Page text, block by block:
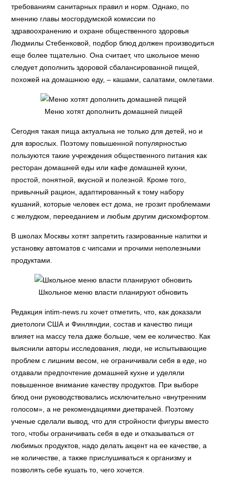
требованиям санитарных правил и норм. Однако, по
мнению главы мосгордумской комиссии по
здравоохранению и охране общественного здоровья
Людмилы Стебенковой, подбор блюд должен производиться
еще более тщательно. Она считает, что школьное меню
следует дополнить здоровой сбалансированной пищей,
похожей на домашнюю еду, – кашами, салатами, омлетами.
Меню хотят дополнить домашней пищей
Сегодня такая пища актуальна не только для детей, но и
для взрослых. Поэтому повышенной популярностью
пользуются такие учреждения общественного питания как
ресторан домашней еды или кафе домашней кухни,
простой, понятной, вкусной и полезной. Кроме того,
привычный рацион, адаптированный к тому набору
кушаний, которые человек ест дома, не грозит проблемами
с желудком, перееданием и любым другим дискомфортом.
В школах Москвы хотят запретить газированные напитки и
установку автоматов с чипсами и прочими неполезными
продуктами.
Школьное меню власти планируют обновить
Редакция intim-news.ru хочет отметить, что, как доказали
диетологи США и Финляндии, состав и качество пищи
влияет на массу тела даже больше, чем ее количество. Как
выяснили авторы исследования, люди, не испытывающие
проблем с лишним весом, не ограничивали себя в еде, но
отдавали предпочтение домашней кухне и уделяли
повышенное внимание качеству продуктов. При выборе
блюд они руководствовались исключительно «внутренним
голосом», а не рекомендациями диетврачей. Поэтому
ученые сделали вывод, что для стройности фигуры вместо
того, чтобы ограничивать себя в еде и отказываться от
любимых продуктов, надо делать акцент на ее качестве, а
не количестве, а также прислушиваться к организму и
позволять себе кушать то, чего хочется.